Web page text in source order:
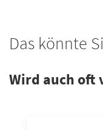
Das könnte
Wird auch oft